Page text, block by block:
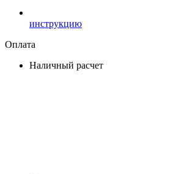
инструкцию
Оплата
Наличный расчет